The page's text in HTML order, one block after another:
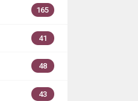
165
41
48
43